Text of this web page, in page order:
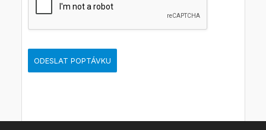
ODESLAT POPTÁVKU